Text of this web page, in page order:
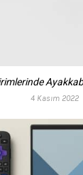
4 Kasım 2022